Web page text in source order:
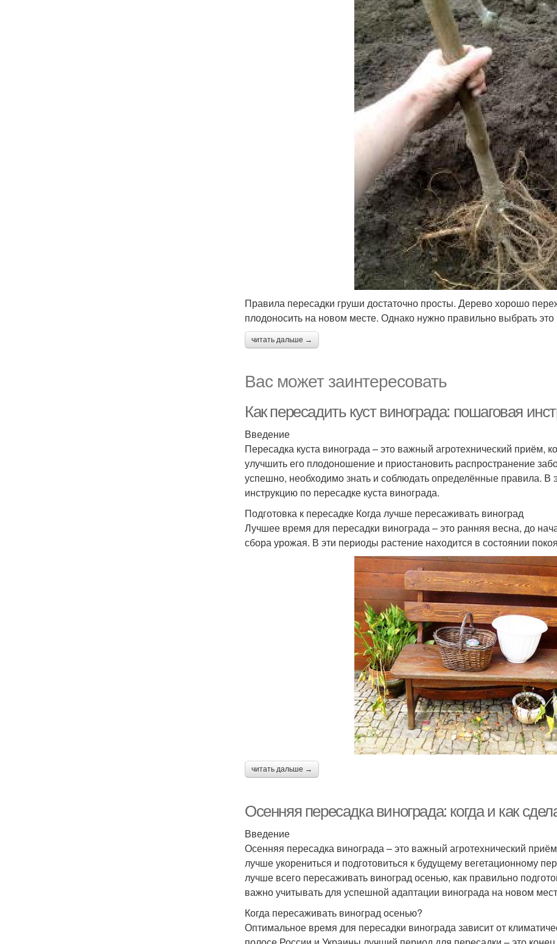
Правила пересадки груши достаточно просты. Дерево хорошо
плодоносить на новом месте. Однако нужно правильно выбрать это
читать дальше →
Вас может заинтересовать
Как пересадить куст винограда: пошаговая
Введение
Пересадка куста винограда – это важный агротехнический приём,
улучшить его плодоношение и приостановить распространение
успешно, необходимо знать и соблюдать определённые правила.
инструкцию по пересадке куста винограда.
Подготовка к пересадке Когда лучше пересаживать виноград
Лучшее время для пересадки винограда – это ранняя весна, до
сбора урожая. В эти периоды растение находится в состоянии
читать дальше →
Осенняя пересадка винограда: когда и как
Введение
Осенняя пересадка винограда – это важный агротехнический
лучше укорениться и подготовиться к будущему вегетационному
лучше всего пересаживать виноград осенью, как правильно
важно учитывать для успешной адаптации винограда на новом
Когда пересаживать виноград осенью?
Оптимальное время для пересадки винограда зависит от